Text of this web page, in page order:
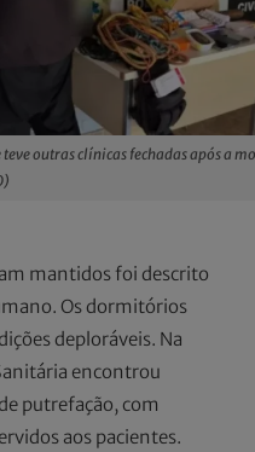
outras clínicas fechadas após a
mantidos foi descrito
Os dormitórios
deploráveis. Na
encontrou
putrefação, com
aos pacientes.